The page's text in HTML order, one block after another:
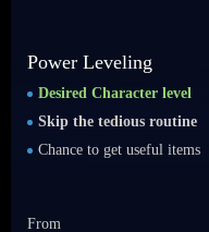
Power Leveling
Desired Character level
Skip the tedious routine
Chance to get useful items
From